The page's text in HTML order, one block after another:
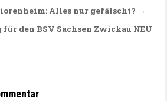
Alles nur gefälscht? →
den BSV Sachsen Zwickau NEU